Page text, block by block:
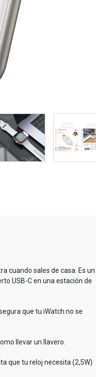
cuando sales de casa. Es un
USB-C en una estación de
que tu iWatch no se
llevar un llavero.
que tu reloj necesita (2,5W)